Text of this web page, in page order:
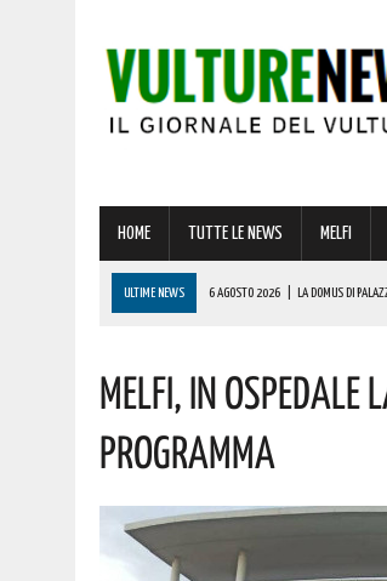
HOME TUTTE LE NEWS MELFI
ULTIME NEWS 6 AGOSTO 2026 LA DOMUS DI
6 AGOSTO 2026 | CASE MOBILI E RECUPERO DEI BORGHI:
6 AGOSTO 2026 | MELFI: MINACCIAVA DI MORTE E
Melfi, In
Programma